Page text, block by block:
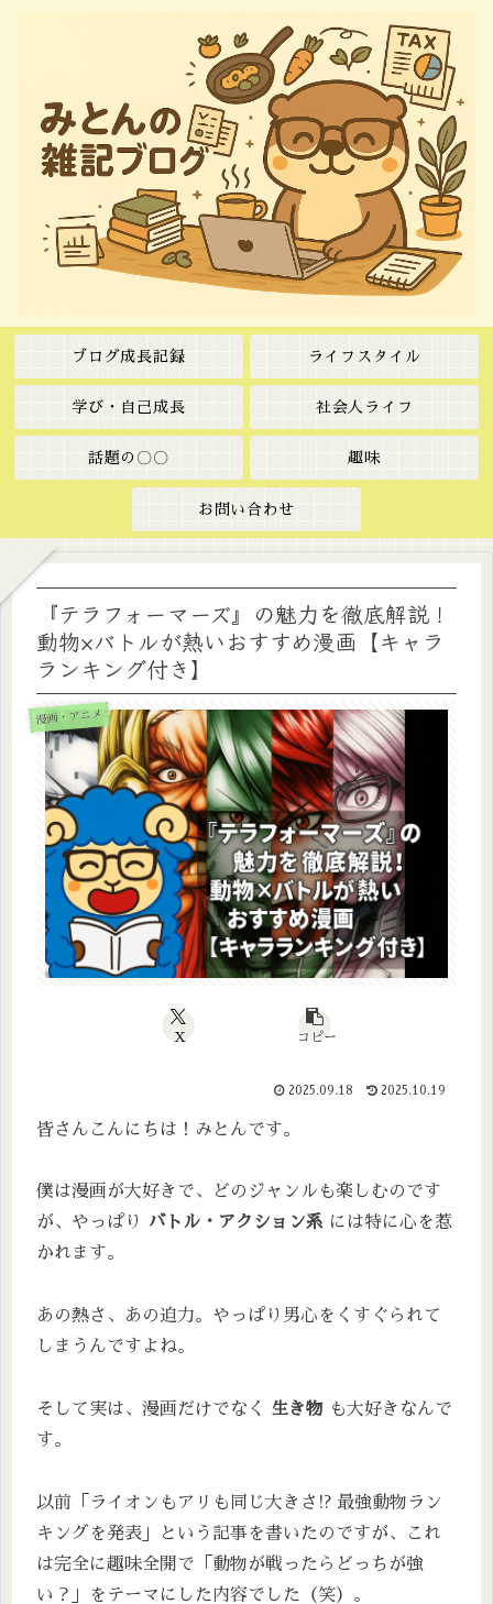
ブログ成長記録 ライフスタイル
学び・自己成長 社会人ライフ
話題の〇〇 趣味
お問い合わせ
『テラフォーマーズ』の魅力を徹底解説！
動物×バトルが熱いおすすめ漫画【キャラ
ランキング付き】
漫画・アニメ
X コピー
2025.09.18 2025.10.19
皆さんこんにちは！みとんです。
僕は漫画が大好きで、どのジャンルも楽しむのです
が、やっぱり
バトル・アクション系 には特に心を惹
かれます。
あの熱さ、あの迫力。やっぱり男心をくすぐられて
しまうんですよね。
そして実は、漫画だけでなく 生き物 も大好きなんで
す。
以前「ライオンもアリも同じ大きさ!? 最強動物ラン
キングを発表」という記事を書いたのですが、これ
は完全に趣味全開で「動物が戦ったらどっちが強
い？」をテーマにした内容でした（笑）。